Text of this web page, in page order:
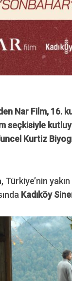
Nar Film, 16.
seçkisiyle
Kurtiz
Türkiye’nin
Kadıköy